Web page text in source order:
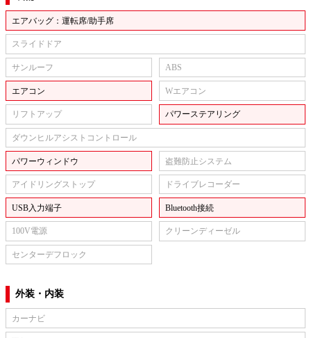
エアバッグ：運転席/助手席
スライドドア
サンルーフ ABS
エアコン Wエアコン
リフトアップ パワーステアリング
ダウンヒルアシストコントロール
パワーウィンドウ 盗難防止システム
アイドリングストップ ドライブレコーダー
USB入力端子 Bluetooth接続
100V電源 クリーンディーゼル
センターデフロック
外装・内装
カーナビ